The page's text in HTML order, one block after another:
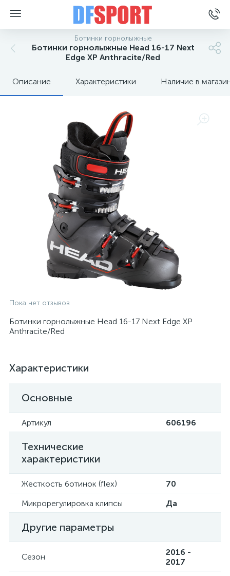
Ботинки горнолыжные
Ботинки горнолыжные Head 16-17 Next
Edge XP Anthracite/Red
Описание Характеристики Наличие в
Пока нет отзывов
Ботинки горнолыжные Head 16-17 Next Edge XP
Anthracite/Red
Характеристики
Основные
Артикул 606196
Технические
характеристики
Жесткость ботинок (flex)
70
Микрорегулировка клипсы
Да
Другие параметры
Сезон
2016 -
2017